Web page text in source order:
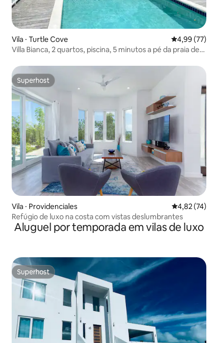
Vila ⋅ Turtle Cove 4,99 de uma
4,99 (77)
Villa Bianca, 2 quartos, piscina, 5 minutos a pé da praia de
Superhost
Superhost
Vila ⋅ Providenciales 4,82 de uma
4,82 (74)
Refúgio de luxo na costa com vistas deslumbrantes
Aluguel por temporada em vilas de luxo
Superhost
Superhost